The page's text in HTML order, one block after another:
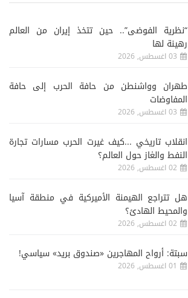
“نظرية الفوضى”.. حين تتخذ إيران من العالم
رهينة لها
03 اغسطس, 2026
طهران وواشنطن من حافة الحرب إلى حافة
المفاوضات
03 اغسطس, 2026
انقلاب تاريخي ...كيف غيرت الحرب مسارات تجارة
النفط والغاز حول العالم؟
02 اغسطس, 2026
هل تتراجع الهيمنة الأميركية في منطقة آسيا
والمحيط الهادئ؟
02 اغسطس, 2026
سبتة: أرواح المهاجرين «صندوق بريد» سياسي!
01 اغسطس, 2026